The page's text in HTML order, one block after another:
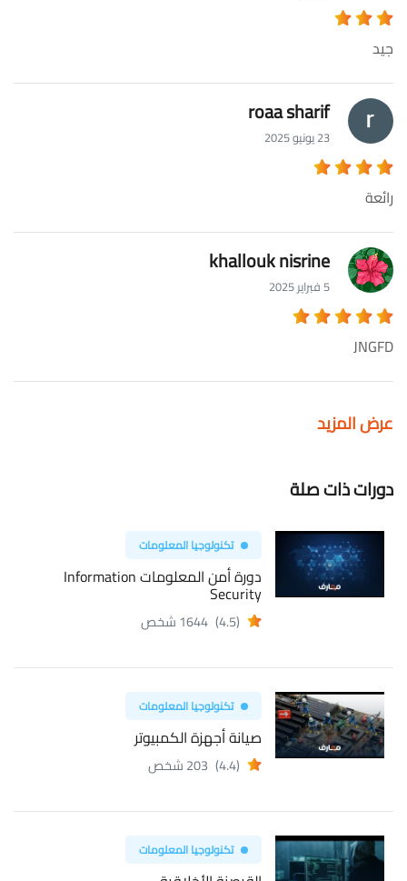
جيد
roaa sharif
23 يونيو 2025
رائعة
khallouk nisrine
5 فبراير 2025
JNGFD
عرض المزيد
دورات ذات صلة
تكنولوجيا المعلومات
دورة أمن المعلومات Information
Security
(4.5) 1644 شخص
تكنولوجيا المعلومات
صيانة أجهزة الكمبيوتر
(4.4) 203 شخص
تكنولوجيا المعلومات